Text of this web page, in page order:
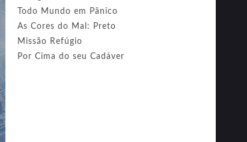
Todo Mundo em Pânico
As Cores do Mal: Preto
Missão Refúgio
Por Cima do seu Cadáver